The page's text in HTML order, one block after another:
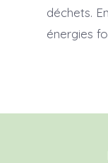
déchets.
énergies